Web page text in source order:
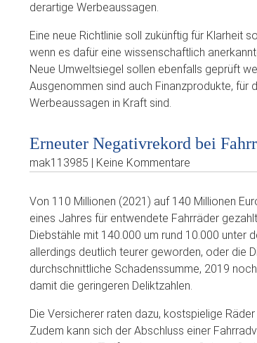
derartige Werbeaussagen.
Eine neue Richtlinie soll zukünftig für Klarheit
wenn es dafür eine wissenschaftlich
Neue Umweltsiegel sollen ebenfalls geprüft
Ausgenommen sind auch Finanzprodukte, für
Werbeaussagen in Kraft sind.
Erneuter Negativrekord bei
mak113985 | Keine Kommentare
Von 110 Millionen (2021) auf 140 Millionen
eines Jahres für entwendete Fahrräder
Diebstähle mit 140.000 um rund 10.000 unter
allerdings deutlich teurer geworden, oder die
durchschnittliche Schadenssumme, 2019
damit die geringeren Deliktzahlen.
Die Versicherer raten dazu, kostspielige
Zudem kann sich der Abschluss einer